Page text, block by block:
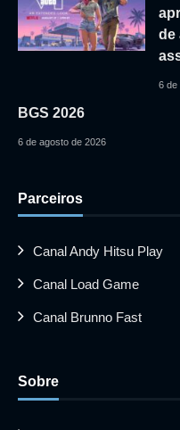
de
6 de
BGS 2026
6 de agosto de 2026
Parceiros
Canal Andy Hitsu Play
Canal Load Game
Canal Brunno Fast
Sobre